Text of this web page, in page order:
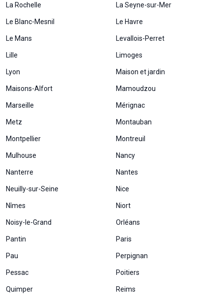
La Rochelle La Seyne-sur-Mer
Le Blanc-Mesnil Le Havre
Le Mans Levallois-Perret
Lille Limoges
Lyon Maison et jardin
Maisons-Alfort Mamoudzou
Marseille Mérignac
Metz Montauban
Montpellier Montreuil
Mulhouse Nancy
Nanterre Nantes
Neuilly-sur-Seine Nice
Nîmes Niort
Noisy-le-Grand Orléans
Pantin Paris
Pau Perpignan
Pessac Poitiers
Quimper Reims